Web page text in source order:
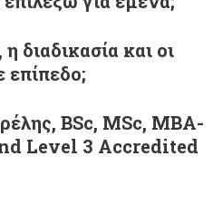
διαδικασία και οι
επίπεδο;
BSc, MSc, MBA-
Level 3 Accredited